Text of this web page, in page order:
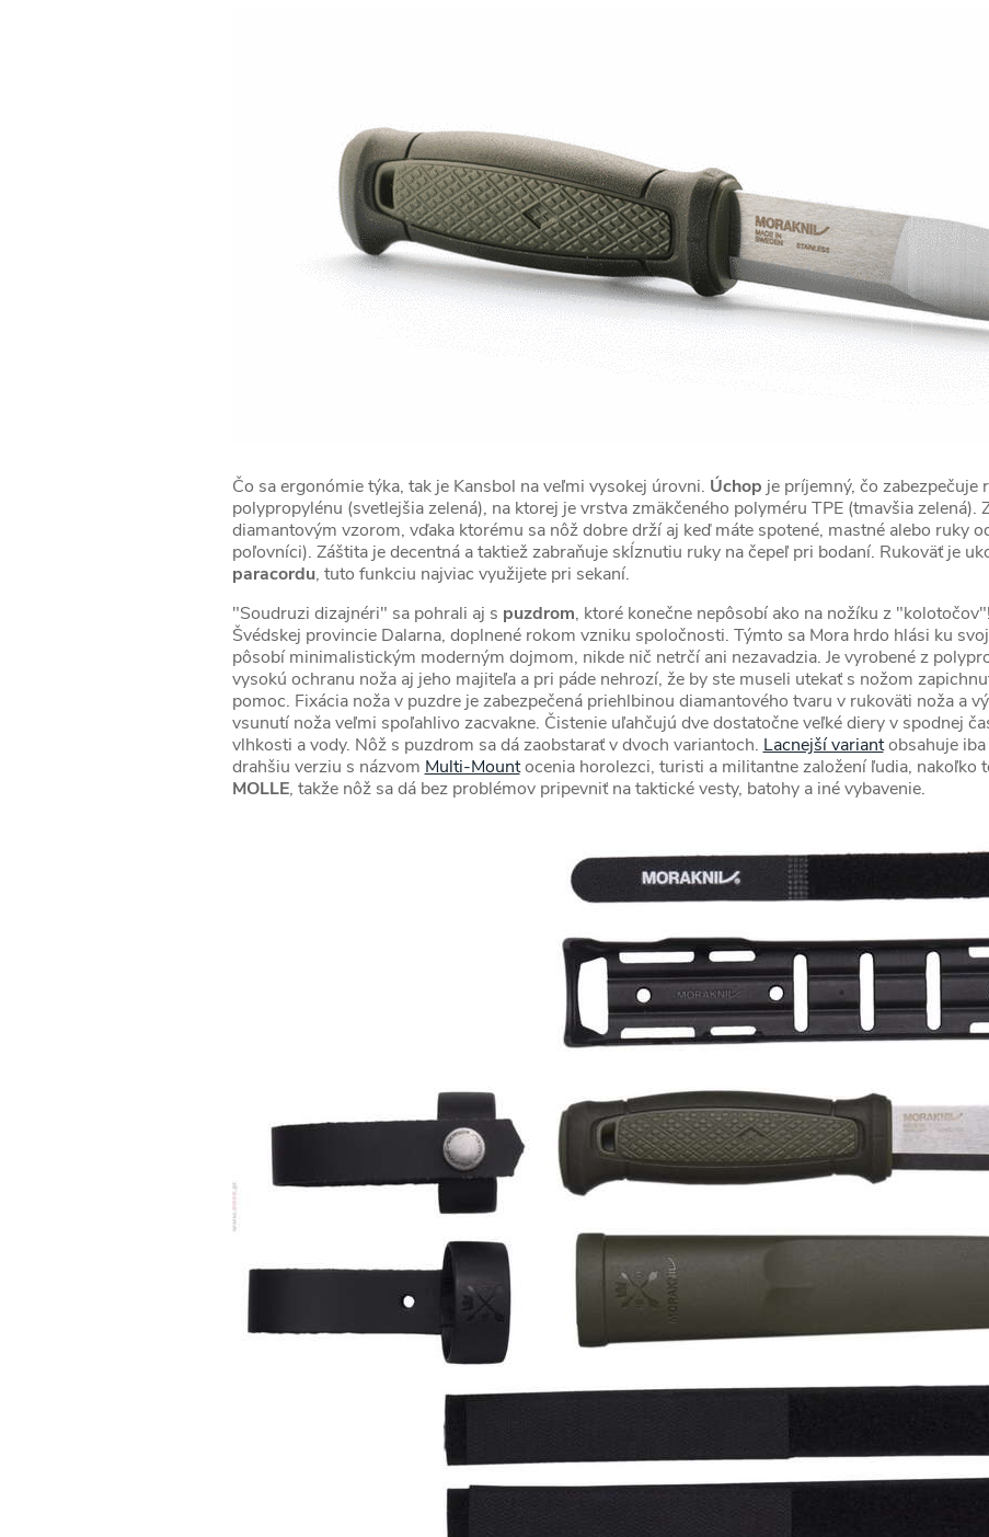
Čo sa ergonómie týka, tak je Kansbol na veľmi vysokej úrovni. Úchop je príjemný, čo zabezpečuje
polypropylénu (svetlejšia zelená), na ktorej je vrstva zmäkčeného polyméru TPE (tmavšia zelená).
diamantovým vzorom, vďaka ktorému sa nôž dobre drží aj keď máte spotené, mastné alebo ruky
poľovníci). Záštita je decentná a taktiež zabraňuje skĺznutiu ruky na čepeľ pri bodaní. Rukoväť je
paracordu, tuto funkciu najviac využijete pri sekaní.
"Soudruzi dizajnéri" sa pohrali aj s puzdrom, ktoré konečne nepôsobí ako na nožíku z
Švédskej provincie Dalarna, doplnené rokom vzniku spoločnosti. Týmto sa Mora hrdo hlási ku
pôsobí minimalistickým moderným dojmom, nikde nič netrčí ani nezavadzia. Je vyrobené z
vysokú ochranu noža aj jeho majiteľa a pri páde nehrozí, že by ste museli utekať s nožom
pomoc. Fixácia noža v puzdre je zabezpečená priehlbinou diamantového tvaru v rukoväti noža a
vsunutí noža veľmi spoľahlivo zacvakne. Čistenie uľahčujú dve dostatočne veľké diery v spodnej
vlhkosti a vody. Nôž s puzdrom sa dá zaobstarať v dvoch variantoch. Lacnejší variantobsahuje iba
drahšiu verziu s názvom Multi-Mountocenia horolezci, turisti a militantne založení ľudia, nakoľko
MOLLE, takže nôž sa dá bez problémov pripevniť na taktické vesty, batohy a iné vybavenie.